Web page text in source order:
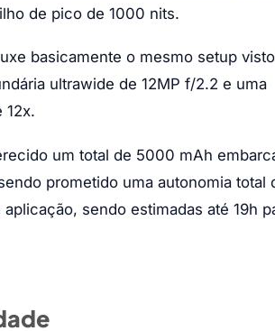
de pico de 1000 nits.
basicamente o mesmo setup visto
ultrawide de 12MP f/2.2 e uma
12x.
um total de 5000 mAh
prometido uma autonomia total
sendo estimadas até 19h